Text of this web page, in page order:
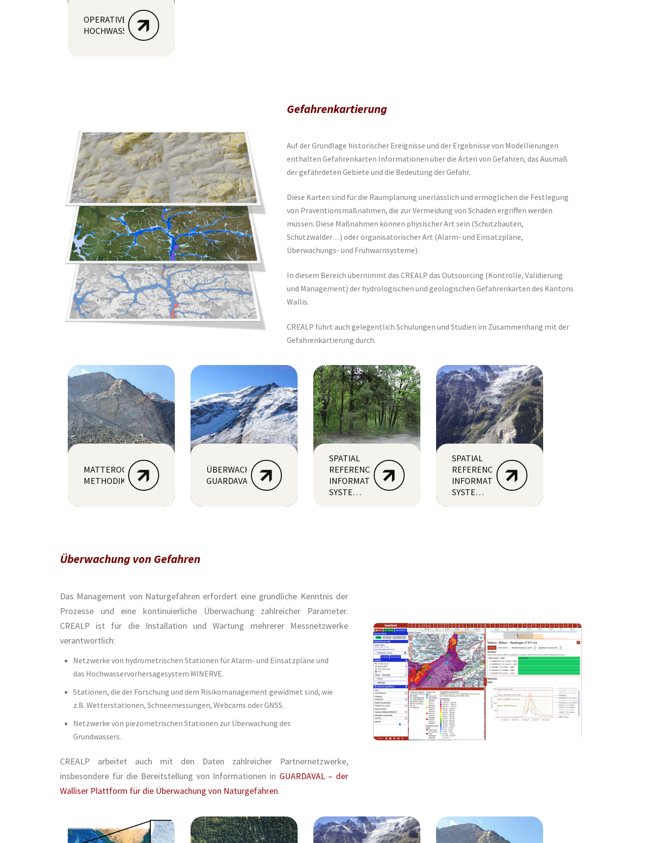
OPERATIVES
HOCHWASSERVORHERSAGESYSTEM
Gefahrenkartierung
Auf der Grundlage historischer Ereignisse und der Ergebnisse von Modellierungen
enthalten Gefahrenkarten Informationen über die Arten von Gefahren, das Ausmaß
der gefährdeten Gebiete und die Bedeutung der Gefahr.
Diese Karten sind für die Raumplanung unerlässlich und ermöglichen die Festlegung
von Präventionsmaßnahmen, die zur Vermeidung von Schäden ergriffen werden
müssen. Diese Maßnahmen können physischer Art sein (Schutzbauten,
Schutzwälder…) oder organisatorischer Art (Alarm- und Einsatzpläne,
Überwachungs- und Frühwarnsysteme).
In diesem Bereich übernimmt das CREALP das Outsourcing (Kontrolle, Validierung
und Management) der hydrologischen und geologischen Gefahrenkarten des Kantons
Wallis.
CREALP führt auch gelegentlich Schulungen und Studien im Zusammenhang mit der
Gefahrenkartierung durch.
MATTEROCK-
METHODIK
ÜBERWACHUNGSSYSTEM
GUARDAVAL
SPATIAL
REFERENCE
INFORMATION
SYSTEM |
SPATIAL
REFERENCE
INFORMATION
SYSTEM |
Überwachung von Gefahren
Das Management von Naturgefahren erfordert eine gründliche Kenntnis der
Prozesse und eine kontinuierliche Überwachung zahlreicher Parameter.
CREALP ist für die Installation und Wartung mehrerer Messnetzwerke
verantwortlich:
Netzwerke von hydrometrischen Stationen für Alarm- und Einsatzpläne und
das Hochwasservorhersagesystem MINERVE.
Stationen, die der Forschung und dem Risikomanagement gewidmet sind, wie
z.B. Wetterstationen, Schneemessungen, Webcams oder GNSS.
Netzwerke von piezometrischen Stationen zur Überwachung des
Grundwassers.
CREALP arbeitet auch mit den Daten zahlreicher Partnernetzwerke,
insbesondere für die Bereitstellung von Informationen in GUARDAVAL – der
Walliser Plattform für die Überwachung von Naturgefahren.